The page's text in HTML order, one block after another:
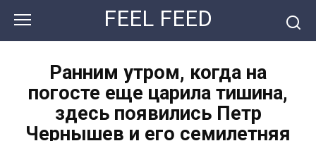
контенту
FEEL FEED
Ранним утром, когда на
погосте еще царила тишина,
здесь появились Петр
Чернышев и его семилетняя